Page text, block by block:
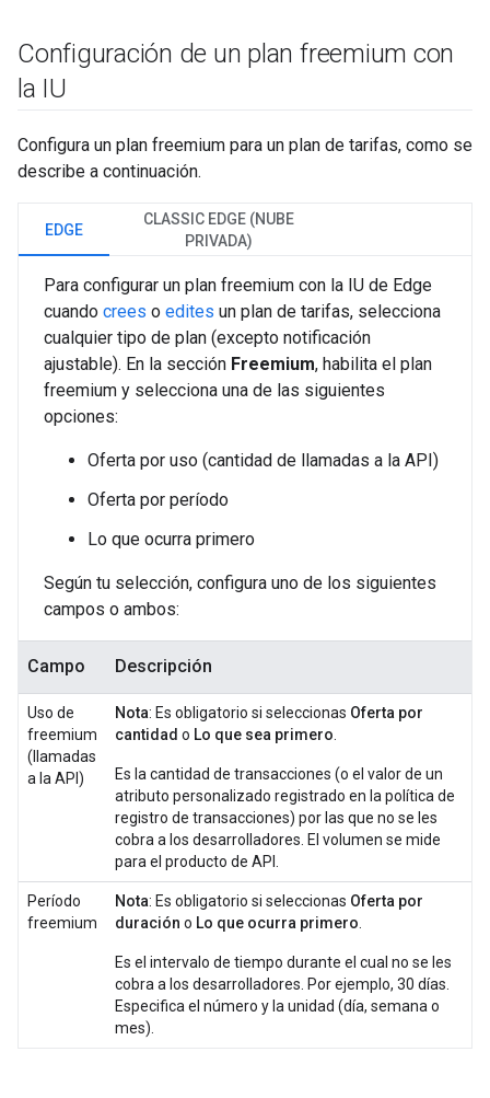
Configuración de un plan freemium con
la IU
Configura un plan freemium para un plan de tarifas, como se
describe a continuación.
EDGE
CLASSIC EDGE (NUBE
PRIVADA)
Para configurar un plan freemium con la IU de Edge
cuando crees o edites un plan de tarifas, selecciona
cualquier tipo de plan (excepto notificación
ajustable). En la sección Freemium, habilita el plan
freemium y selecciona una de las siguientes
opciones:
Oferta por uso (cantidad de llamadas a la API)
Oferta por período
Lo que ocurra primero
Según tu selección, configura uno de los siguientes
campos o ambos:
Campo Descripción
Uso de
freemium
(llamadas
a la API)
Nota: Es obligatorio si seleccionas Oferta por
cantidad o Lo que sea primero
Es la cantidad de transacciones (o el valor de un
atributo personalizado registrado en la política de
registro de transacciones) por las que no se les
cobra a los desarrolladores. El volumen se mide
para el producto de API.
Período
freemium
Nota: Es obligatorio si seleccionas Oferta por
duración o Lo que ocurra primero
Es el intervalo de tiempo durante el cual no se les
cobra a los desarrolladores. Por ejemplo, 30 días.
Especifica el número y la unidad (día, semana o
mes).